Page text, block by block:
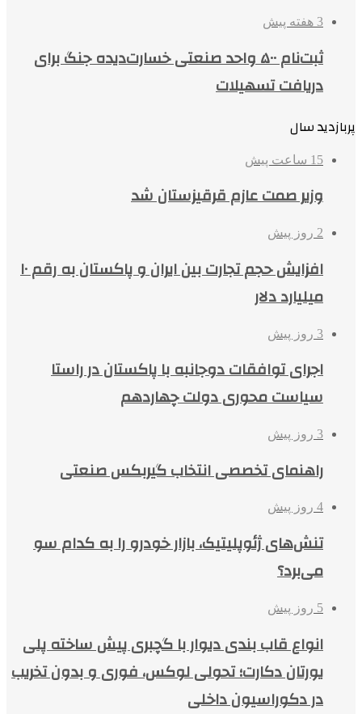
3 هفته پیش
ثبت‌نام ۵۰۰ واحد صنعتی خسارت‌دیده جنگ برای
دریافت تسهیلات
پربازدید سال
15 ساعت پیش
وزیر صمت عازم قرقیزستان شد
2 روز پیش
افزایش حجم تجارت بین ایران و پاکستان به رقم ۱۰
میلیارد دلار
3 روز پیش
اجرای توافقات دوجانبه با پاکستان در راستا
سیاست محوری دولت چهاردهم
3 روز پیش
راهنمای تخصصی انتخاب گیربکس صنعتی
4 روز پیش
تنش‌های ژئوپلیتیک، بازار خودرو را به کدام سو
می‌برد؟
5 روز پیش
انواع قاب بندی دیوار با گچبری پیش ساخته پلی
یورتان دکارت؛ تحولی لوکس، فوری و بدون تخریب
در دکوراسیون داخلی